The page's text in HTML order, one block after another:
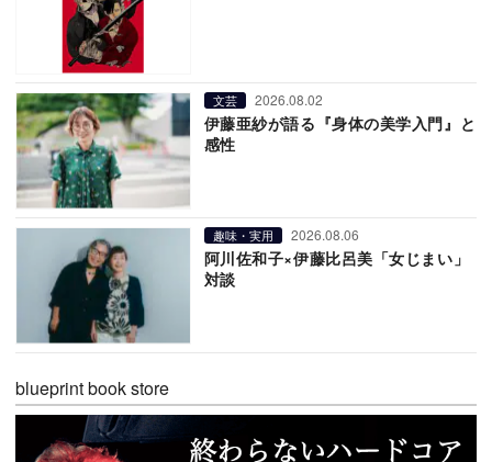
文芸 2026.08.02
伊藤亜紗が語る『身体の美学入門』と
感性
趣味・実用 2026.08.06
阿川佐和子×伊藤比呂美「女じまい」
対談
blueprint book store